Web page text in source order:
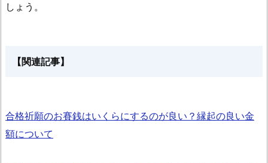
しょう。
【関連記事】
合格祈願のお賽銭はいくらにするのが良い？縁起の良い金
額について